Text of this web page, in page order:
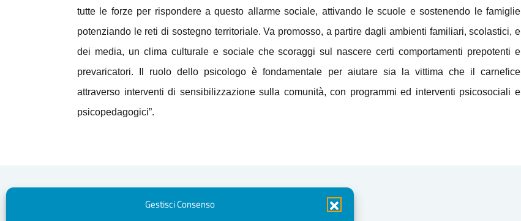
Gestisci Consenso
tutte le forze per rispondere a questo allarme sociale, attivando le scuole e sostenendo le famiglie
potenziando le reti di sostegno territoriale. Va promosso, a partire dagli ambienti familiari, scolastici, e
dei media, un clima culturale e sociale che scoraggi sul nascere certi comportamenti prepotenti e
prevaricatori. Il ruolo dello psicologo è fondamentale per aiutare sia la vittima che il carnefice
attraverso interventi di sensibilizzazione sulla comunità, con programmi ed interventi psicosociali e
psicopedagogici”.